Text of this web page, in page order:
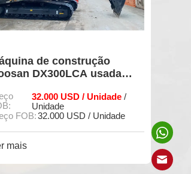
Escavadeira usada
DOOSAN225LCA original à
Preço FOB:28500 dólares/ Unidade
Pedido mínimo:1